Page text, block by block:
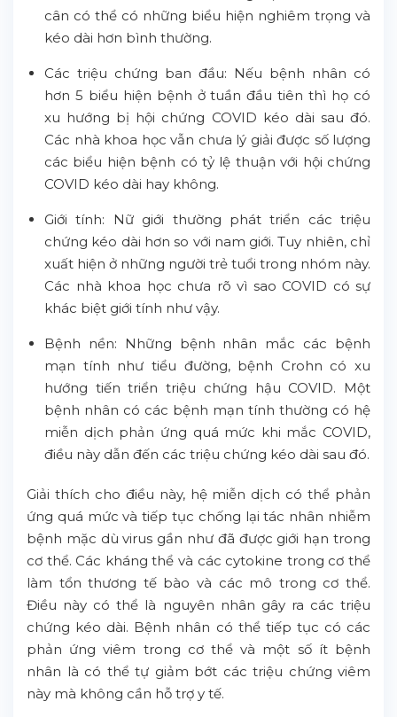
cân có thể có những biểu hiện nghiêm trọng và
kéo dài hơn bình thường.
Các triệu chứng ban đầu: Nếu bệnh nhân có
hơn 5 biểu hiện bệnh ở tuần đầu tiên thì họ có
xu hướng bị hội chứng COVID kéo dài sau đó.
Các nhà khoa học vẫn chưa lý giải được số lượng
các biểu hiện bệnh có tỷ lệ thuận với hội chứng
COVID kéo dài hay không.
Giới tính: Nữ giới thường phát triển các triệu
chứng kéo dài hơn so với nam giới. Tuy nhiên, chỉ
xuất hiện ở những người trẻ tuổi trong nhóm này.
Các nhà khoa học chưa rõ vì sao COVID có sự
khác biệt giới tính như vậy.
Bệnh nền: Những bệnh nhân mắc các bệnh
mạn tính như tiểu đường, bệnh Crohn có xu
hướng tiến triển triệu chứng hậu COVID. Một
bệnh nhân có các bệnh mạn tính thường có hệ
miễn dịch phản ứng quá mức khi mắc COVID,
điều này dẫn đến các triệu chứng kéo dài sau đó.
Giải thích cho điều này, hệ miễn dịch có thể phản
ứng quá mức và tiếp tục chống lại tác nhân nhiễm
bệnh mặc dù virus gần như đã được giới hạn trong
cơ thể. Các kháng thể và các cytokine trong cơ thể
làm tổn thương tế bào và các mô trong cơ thể.
Điều này có thể là nguyên nhân gây ra các triệu
chứng kéo dài. Bệnh nhân có thể tiếp tục có các
phản ứng viêm trong cơ thể và một số ít bệnh
nhân là có thể tự giảm bớt các triệu chứng viêm
này mà không cần hỗ trợ y tế.